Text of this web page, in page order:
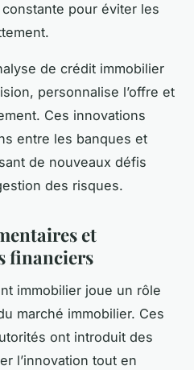
pour éviter les
de crédit immobilier
personnalise l’offre et
Ces innovations
entre les banques et
de nouveaux défis
des risques.
et
financiers
immobilier joue un rôle
marché immobilier. Ces
ont introduit des
l’innovation tout en